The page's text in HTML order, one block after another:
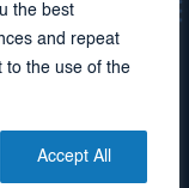
the best
and repeat
to the use of the
Accept All